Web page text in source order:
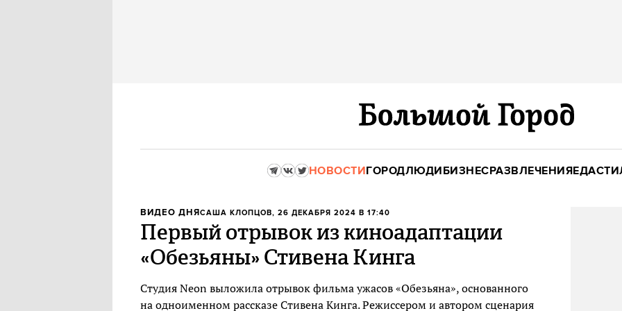
НОВОСТИГОРОДЛЮДИБИЗНЕСРАЗВЛЕЧЕНИЯЕДА
ВИДЕО ДНЯСАША КЛОПЦОВ, 26 ДЕКАБРЯ 2024 В 17:40
Первый отрывок из киноадаптации
«Обезьяны» Стивена Кинга
Студия Neon выложила отрывок фильма ужасов «Обезьяна», основанного
на одноименном рассказе Стивена Кинга. Режиссером и автором сценария